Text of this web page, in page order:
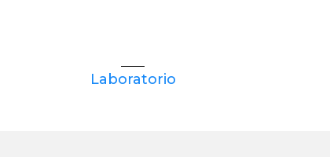
Laboratorio